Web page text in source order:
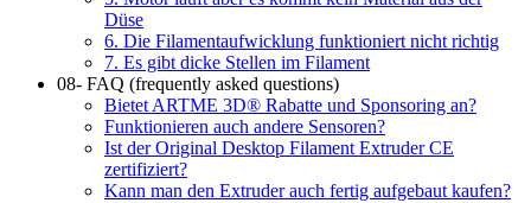
Düse
6. Die Filamentaufwicklung funktioniert nicht richtig
7. Es gibt dicke Stellen im Filament
08- FAQ (frequently asked questions)
Bietet ARTME 3D® Rabatte und Sponsoring an?
Funktionieren auch andere Sensoren?
Ist der Original Desktop Filament Extruder CE
zertifiziert?
Kann man den Extruder auch fertig aufgebaut kaufen?